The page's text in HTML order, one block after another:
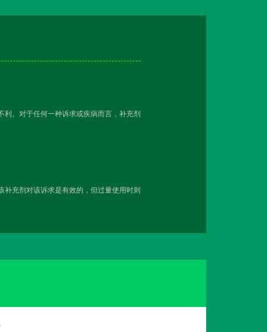
利。对于任何一种诉求或疾病而言，补充剂
补充剂对该诉求是有效的，但过量使用时则